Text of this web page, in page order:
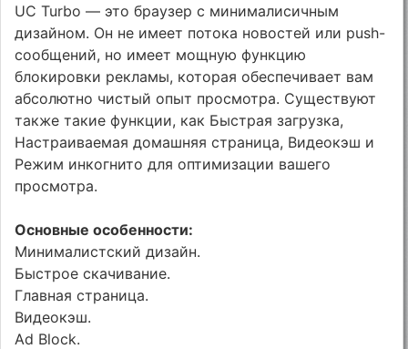
UC Turbo — это браузер с минималисичным
дизайном. Он не имеет потока новостей или push-
сообщений, но имеет мощную функцию
блокировки рекламы, которая обеспечивает вам
абсолютно чистый опыт просмотра. Существуют
также такие функции, как Быстрая загрузка,
Настраиваемая домашняя страница, Видеокэш и
Режим инкогнито для оптимизации вашего
просмотра.
Основные особенности:
Минималистский дизайн.
Быстрое скачивание.
Главная страница.
Видеокэш.
Ad Block.